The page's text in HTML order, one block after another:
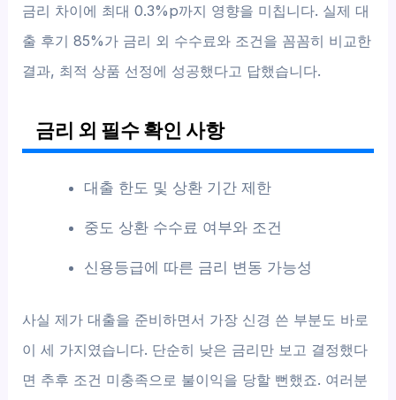
금리 차이에 최대 0.3%p까지 영향을 미칩니다. 실제 대
출 후기 85%가 금리 외 수수료와 조건을 꼼꼼히 비교한
결과, 최적 상품 선정에 성공했다고 답했습니다.
금리 외 필수 확인 사항
대출 한도 및 상환 기간 제한
중도 상환 수수료 여부와 조건
신용등급에 따른 금리 변동 가능성
사실 제가 대출을 준비하면서 가장 신경 쓴 부분도 바로
이 세 가지였습니다. 단순히 낮은 금리만 보고 결정했다
면 추후 조건 미충족으로 불이익을 당할 뻔했죠. 여러분